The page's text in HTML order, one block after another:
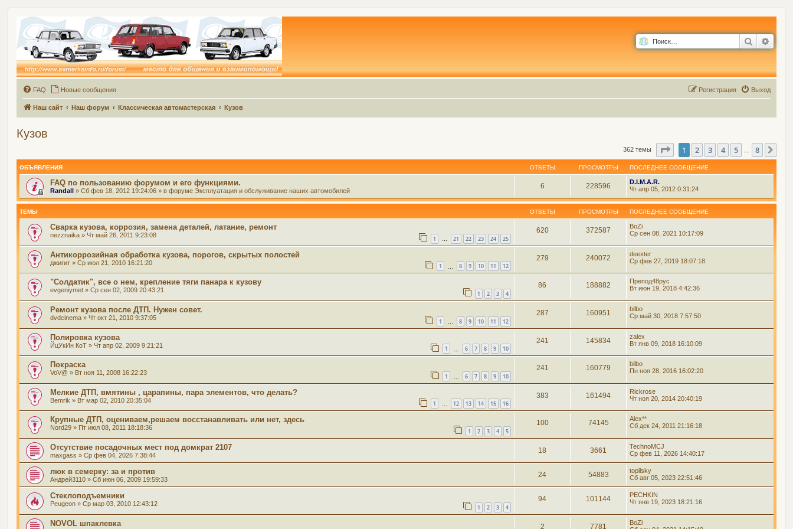
Поиск
FAQ Новые сообщения Выход
Регистрация
Наш сайт Наш форум Классическая автомастерская Кузов
Кузов
362 темы Страница1 из
1 2 3 4 5 8
ОБЪЯВЛЕНИЯ ОТВЕТЫ ПРОСМОТРЫ ПОСЛЕДНЕЕ СООБЩЕНИЕ
FAQ по пользованию форумом и его функциями.
Randall » Сб фев 18, 2012 19:24:06 » в форуме Эксплуатация и обслуживание наших автомобилей
6 228596
D.I.M.A.R.
Чт апр 05, 2012 0:31:24
ТЕМЫ ОТВЕТЫ ПРОСМОТРЫ ПОСЛЕДНЕЕ СООБЩЕНИЕ
Сварка кузова, коррозия, замена деталей, латание, ремонт
nezznaika » Чт май 26, 2011 9:23:08 1 … 21 22 23 24 25
620 372587
BoZi
Ср сен 08, 2021 10:17:09
Антикоррозийная обработка кузова, порогов, скрытых полостей
джигит » Ср июл 21, 2010 16:21:20 1 8 9 10 11 12
279 240072
deexter
Ср фев 27, 2019 18:07:18
"Солдатик", все о нем, крепление тяги панара к кузову
evgeniymet » Ср сен 02, 2009 20:43:21 1 2 3 4
86 188882
Препод48рус
Вт июн 19, 2018 4:42:36
Ремонт кузова после ДТП. Нужен совет.
dvdcinema » Чт окт 21, 2010 9:37:05 1 … 8 9 10 11 12
287 160951
bilbo
Ср май 30, 2018 7:57:50
Полировка кузова
ЙцУкИн КоТ » Чт апр 02, 2009 9:21:21 1 6 7 8 9 10
241 145834
zalex
Вт янв 09, 2018 16:10:09
Покраска
VoV@ » Вт ноя 11, 2008 16:22:23 1 … 6 7 8 9 10
241 160779
bilbo
Пн ноя 28, 2016 16:02:20
Мелкие ДТП, вмятины , царапины, пара элементов, что делать?
Bemrik » Вт мар 02, 2010 20:35:04 1 12 13 14 15 16
383 161494
Rickrose
Чт ноя 20, 2014 20:40:19
Крупные ДТП, оцениваем,решаем восстанавливать или нет, здесь
Nord29 » Пт июл 08, 2011 18:18:36 1 2 3 4 5
100 74145
Alex**
Сб дек 24, 2011 21:16:18
Отсутствие посадочных мест под домкрат 2107
maxgass » Ср фев 04, 2026 7:38:44
18 3661
TechnoMCJ
Ср фев 11, 2026 14:40:17
люк в семерку: за и против
Андрей3110 » Сб июн 06, 2009 19:59:33
24 54883
topilsky
Сб авг 05, 2023 22:51:46
Стеклоподъемники
Peugeon » Ср мар 03, 2010 12:43:12 1 2 3 4
94 101144
PECHKIN
Чт янв 19, 2023 18:21:16
NOVOL шпаклевка 2 7781
BoZi